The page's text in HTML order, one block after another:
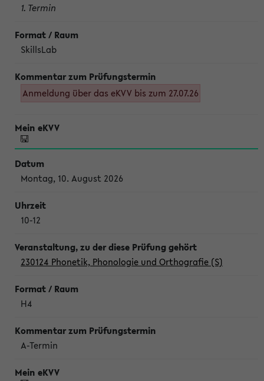
1. Termin
SkillsLab
Anmeldung über das eKVV bis zum 27.07.26
Montag, 10. August 2026
10-12
230124 Phonetik, Phonologie und Orthografie (S)
H4
A-Termin